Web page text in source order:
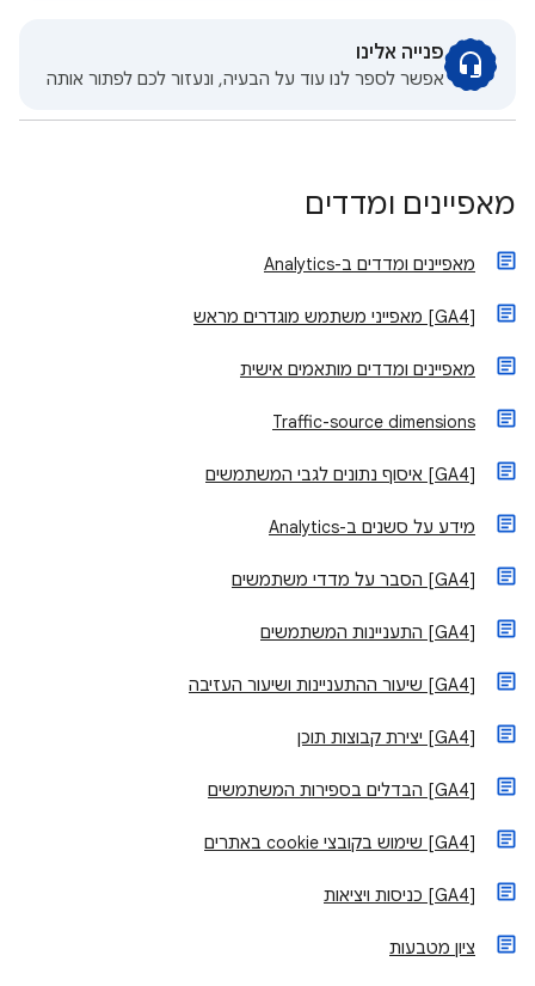
פנייה אלינו
אפשר לספר לנו עוד על הבעיה, ונעזור לכם לפתור אותה
מאפיינים ומדדים
מאפיינים ומדדים ב-Analytics
‫[GA4] מאפייני משתמש מוגדרים מראש
מאפיינים ומדדים מותאמים אישית
Traffic-source dimensions
[GA4] איסוף נתונים לגבי המשתמשים
מידע על סשנים ב-Analytics
‫[GA4] הסבר על מדדי משתמשים
[GA4] התעניינות המשתמשים
‫[GA4] שיעור ההתעניינות ושיעור העזיבה
[GA4] יצירת קבוצות תוכן
[GA4] הבדלים בספירות המשתמשים
[GA4] שימוש בקובצי cookie באתרים
[GA4] כניסות ויציאות
ציון מטבעות